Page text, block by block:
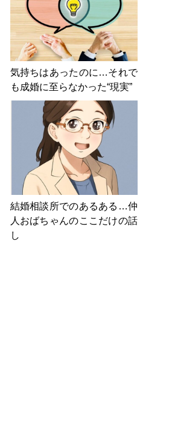
気持ちはあったのに…それで
も成婚に至らなかった“現実”
結婚相談所でのあるある…仲
人おばちゃんのここだけの話
し